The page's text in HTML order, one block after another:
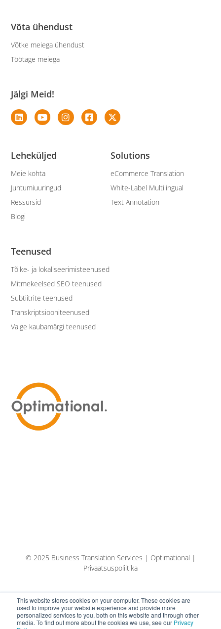
This website stores cookies on your computer. These cookies are
used to improve your website experience and provide more
personalized services to you, both on this website and through other
media. To find out more about the cookies we use, see our Privacy
Teenused
Tõlke- ja lokaliseerimisteenused
Mitmekeelsed SEO teenused
Subtiitrite teenused
Transkriptsiooniteenused
Valge kaubamärgi teenused
Solutions
eCommerce Translation
White-Label Multilingual
Text Annotation
Leheküljed
Meie kohta
Juhtumiuuringud
Ressursid
Blogi
Võta ühendust
Võtke meiega ühendust
Töötage meiega
Jälgi Meid!
© 2025 Business Translation Services | Optimational |
Privaatsuspoliitika